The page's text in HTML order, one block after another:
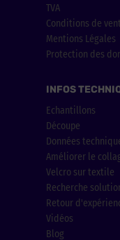
TVA
Conditions de
Mentions Légales
Protection des
INFOS
Echantillons
Découpe
Données
Améliorer le
Velcro sur textile
Recherche
Retour
Vidéos
Blog